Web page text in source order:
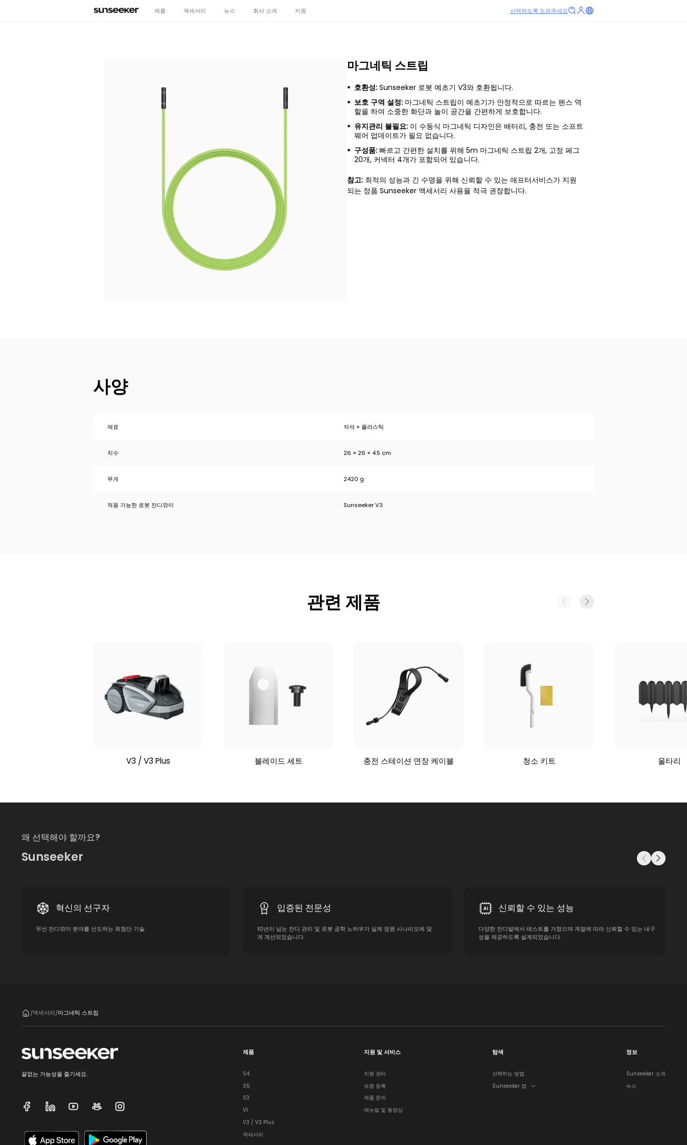
제품 액세서리 뉴스 회사 소개 지원 선택하도록 도와주세요
마그네틱 스트립
호환성: Sunseeker 로봇 예초기 V3와 호환됩니다.
보호 구역 설정: 마그네틱 스트립이 예초기가 안정적으로 따르는 펜스 역
할을 하여 소중한 화단과 놀이 공간을 간편하게 보호합니다.
유지관리 불필요: 이 수동식 마그네틱 디자인은 배터리, 충전 또는 소프트
웨어 업데이트가 필요 없습니다.
구성품: 빠르고 간편한 설치를 위해 5m 마그네틱 스트립 2개, 고정 페그
20개, 커넥터 4개가 포함되어 있습니다.
참고: 최적의 성능과 긴 수명을 위해 신뢰할 수 있는 애프터서비스가 지원
되는 정품 Sunseeker 액세서리 사용을 적극 권장합니다.
사양
재료 자석 + 플라스틱
치수 26 × 26 × 4.5 cm
무게 2420 g
적용 가능한 로봇 잔디깎이 Sunseeker V3
관련 제품
V3 / V3 Plus 블레이드 세트 충전 스테이션 연장 케이블 청소 키트 울타리
왜 선택해야 할까요?
Sunseeker
혁신의 선구자
무선 잔디깎이 분야를 선도하는 최첨단 기술.
입증된 전문성
10년이 넘는 잔디 관리 및 로봇 공학 노하우가 실제 정원 시나리오에 맞
게 개선되었습니다.
신뢰할 수 있는 성능
다양한 잔디밭에서 테스트를 거쳤으며 계절에 따라 신뢰할 수 있는 내구
성을 제공하도록 설계되었습니다.
/액세서리/마그네틱 스트립
끝없는 가능성을 즐기세요.
제품
S4
S5
S3
V1
V3 / V3 Plus
액세서리
지원 및 서비스
지원 센터
보증 등록
제품 문의
매뉴얼 및 동영상
탐색
선택하는 방법
Sunseeker 앱
정보
Sunseeker 소개
뉴스